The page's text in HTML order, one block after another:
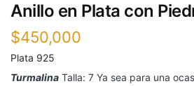
Anillo en Plata con
$450,000
Plata 925
Turmalina Talla: 7 Ya sea para una